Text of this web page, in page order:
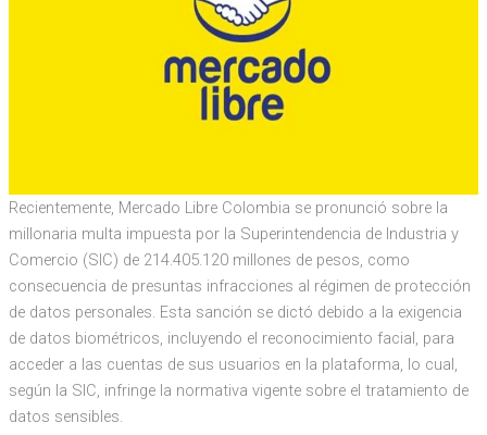
Recientemente, Mercado Libre Colombia se pronunció sobre la
millonaria multa impuesta por la Superintendencia de Industria y
Comercio (SIC) de 214.405.120 millones de pesos, como
consecuencia de presuntas infracciones al régimen de protección
de datos personales. Esta sanción se dictó debido a la exigencia
de datos biométricos, incluyendo el reconocimiento facial, para
acceder a las cuentas de sus usuarios en la plataforma, lo cual,
según la SIC, infringe la normativa vigente sobre el tratamiento de
datos sensibles.